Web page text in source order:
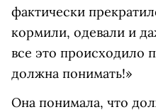
фактически
кормили, одевали и
все это происходило
должна понимать!»
Она понимала, что